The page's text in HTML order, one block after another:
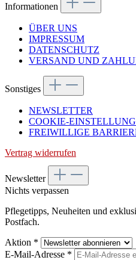
Informationen
ÜBER UNS
IMPRESSUM
DATENSCHUTZ
VERSAND UND
Sonstiges
NEWSLETTER
COOKIE-
FREIWILLIGE
Vertrag widerrufen
Newsletter
Nichts verpassen
Pflegetipps, Neuheiten und
Postfach.
Aktion *
E-Mail-Adresse *